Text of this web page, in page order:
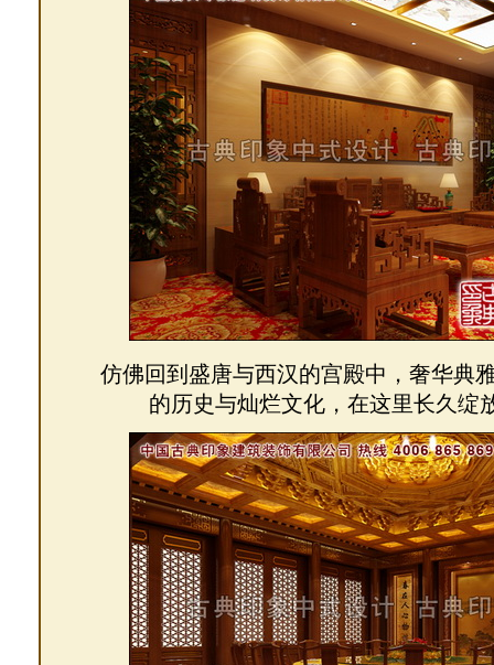
仿佛回到盛唐与西汉的宫殿中，奢华典
的历史与灿烂文化，在这里长久绽